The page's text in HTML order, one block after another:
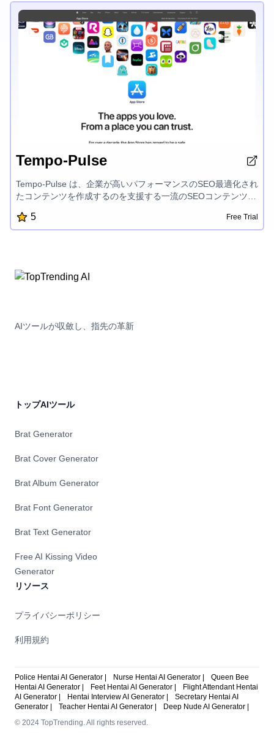
ン開発の興奮の世界でsuccessful製品を作成し、その可能性を
最大限に引き出すことを後押ししています。
Tempo-Pulse
Tempo-Pulse は、企業が高いパフォーマンスのSEO最適化され
たコンテンツを作成するのを支援する一流のSEOコンテンツ制
り、ユーザーは魅力的な概要、説明、記事を簡単に生成できま
す。そしてそれらは検索エンジンでランク付けされ、オーディ
5 Free Trial
AIツールが収斂し、指先の革新
トップAIツール
Brat Generator
Brat Cover Generator
Brat Album Generator
Brat Font Generator
Brat Text Generator
Free AI Kissing Video
Generator
リソース
プライバシーポリシー
利用規約
Police Hentai AI Generator | Nurse Hentai AI Generator |
Queen Bee
Hentai AI Generator |
Feet Hentai AI Generator |
Flight Attendant Hentai
AI Generator |
Hentai Interview AI Generator |
Secretary Hentai AI
Generator |
Teacher Hentai AI Generator |
Deep Nude AI Generator |
© 2024 TopTrending. All rights reserved.